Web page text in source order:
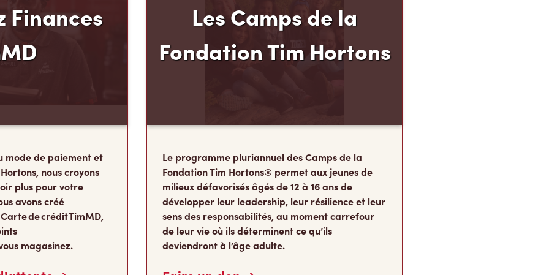
Finances
mode de paiement et
nous croyons
plus pour votre
avons créé
de crédit TimMD,
magasinez.
Les Camps de la
Fondation Tim Hortons
Le programme pluriannuel des Camps de la
Fondation Tim Hortons® permet aux jeunes de
milieux défavorisés âgés de 12 à 16 ans de
développer leur leadership, leur résilience et leur
sens des responsabilités, au moment carrefour
de leur vie où ils déterminent ce qu’ils
deviendront à l’âge adulte.